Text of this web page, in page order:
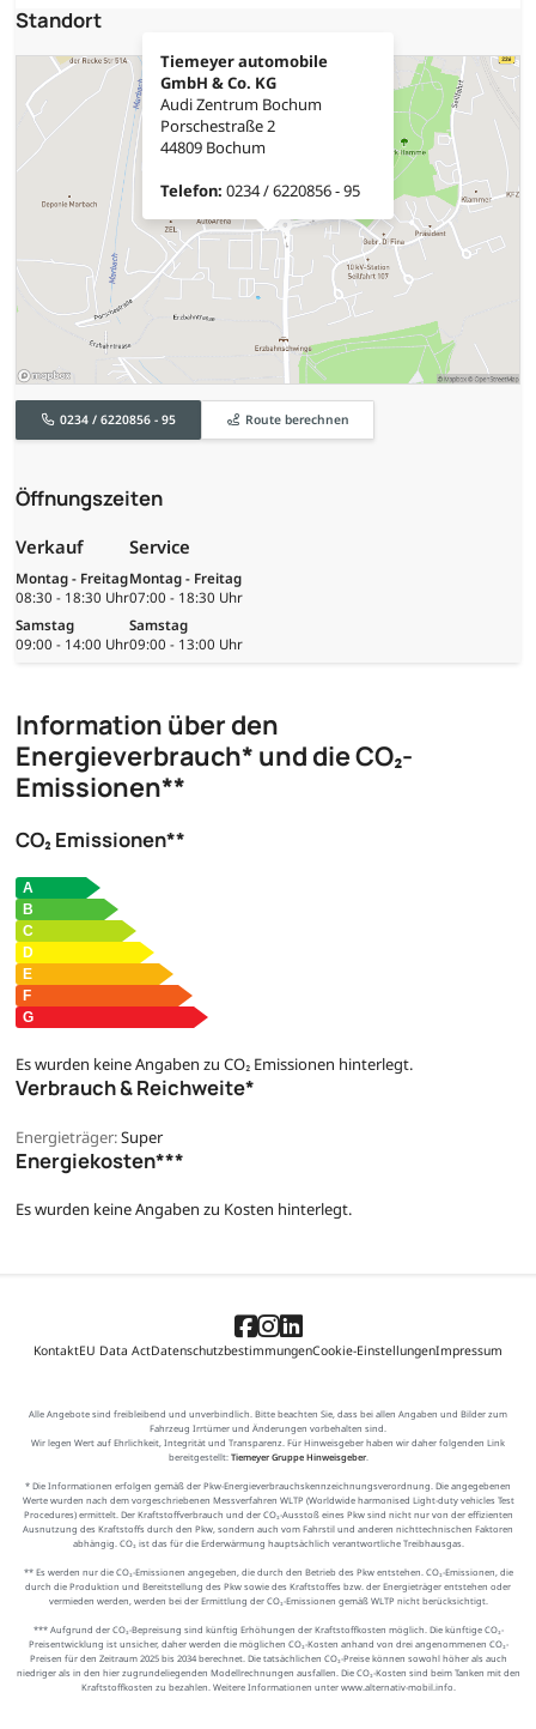
Standort
Tiemeyer automobile
GmbH & Co. KG
Audi Zentrum Bochum
Porschestraße 2
44809 Bochum
Telefon: 0234 / 6220856 - 95
0234 / 6220856 - 95 Route berechnen
Öffnungszeiten
Verkauf
Montag - Freitag
08:30 - 18:30 Uhr
Samstag
09:00 - 14:00 Uhr
Service
Montag - Freitag
07:00 - 18:30 Uhr
Samstag
09:00 - 13:00 Uhr
Information über den
Energieverbrauch* und die CO₂-
Emissionen**
CO₂ Emissionen**
Es wurden keine Angaben zu CO₂ Emissionen hinterlegt.
Verbrauch & Reichweite*
Energieträger:Super
Energiekosten***
Es wurden keine Angaben zu Kosten hinterlegt.
KontaktEU Data ActDatenschutzbestimmungenCookie-EinstellungenImpressum
Alle Angebote sind freibleibend und unverbindlich. Bitte beachten Sie, dass bei allen Angaben und Bilder zum
Fahrzeug Irrtümer und Änderungen vorbehalten sind.
Wir legen Wert auf Ehrlichkeit, Integrität und Transparenz. Für Hinweisgeber haben wir daher folgenden Link
bereitgestellt: Tiemeyer Gruppe Hinweisgeber.
* Die Informationen erfolgen gemäß der Pkw-Energieverbrauchskennzeichnungsverordnung. Die angegebenen
Werte wurden nach dem vorgeschriebenen Messverfahren WLTP (Worldwide harmonised Light-duty vehicles Test
Procedures) ermittelt. Der Kraftstoffverbrauch und der CO₂-Ausstoß eines Pkw sind nicht nur von der effizienten
Ausnutzung des Kraftstoffs durch den Pkw, sondern auch vom Fahrstil und anderen nichttechnischen Faktoren
abhängig. CO₂ ist das für die Erderwärmung hauptsächlich verantwortliche Treibhausgas.
** Es werden nur die CO₂-Emissionen angegeben, die durch den Betrieb des Pkw entstehen. CO₂-Emissionen, die
durch die Produktion und Bereitstellung des Pkw sowie des Kraftstoffes bzw. der Energieträger entstehen oder
vermieden werden, werden bei der Ermittlung der CO₂-Emissionen gemäß WLTP nicht berücksichtigt.
*** Aufgrund der CO₂-Bepreisung sind künftig Erhöhungen der Kraftstoffkosten möglich. Die künftige CO₂-
Preisentwicklung ist unsicher, daher werden die möglichen CO₂-Kosten anhand von drei angenommenen CO₂-
Preisen für den Zeitraum 2025 bis 2034 berechnet. Die tatsächlichen CO₂-Preise können sowohl höher als auch
niedriger als in den hier zugrundeliegenden Modellrechnungen ausfallen. Die CO₂-Kosten sind beim Tanken mit den
Kraftstoffkosten zu bezahlen. Weitere Informationen unter www.alternativ-mobil.info.